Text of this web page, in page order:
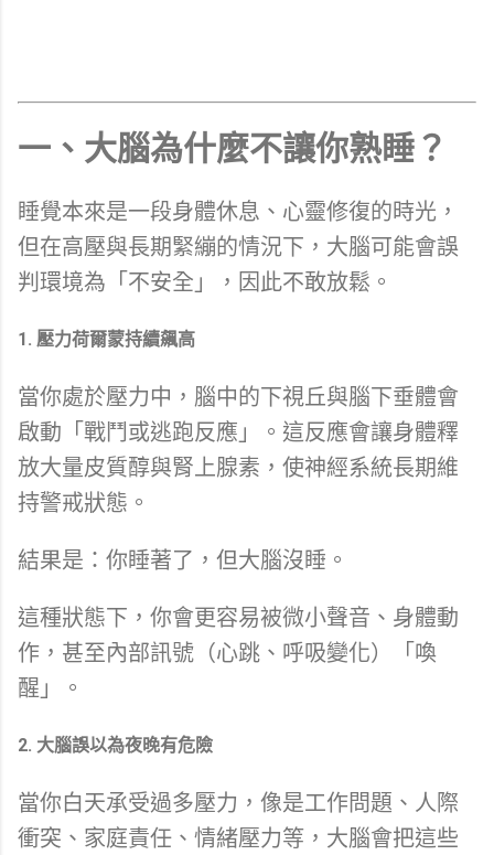
一、大腦為什麼不讓你熟睡？
睡覺本來是一段身體休息、心靈修復的時光，
但在高壓與長期緊繃的情況下，大腦可能會誤
判環境為「不安全」，因此不敢放鬆。
1. 壓力荷爾蒙持續飆高
當你處於壓力中，腦中的下視丘與腦下垂體會
啟動「戰鬥或逃跑反應」。這反應會讓身體釋
放大量皮質醇與腎上腺素，使神經系統長期維
持警戒狀態。
結果是：你睡著了，但大腦沒睡。
這種狀態下，你會更容易被微小聲音、身體動
作，甚至內部訊號（心跳、呼吸變化）「喚
醒」。
2. 大腦誤以為夜晚有危險
當你白天承受過多壓力，像是工作問題、人際
衝突、家庭責任、情緒壓力等，大腦會把這些